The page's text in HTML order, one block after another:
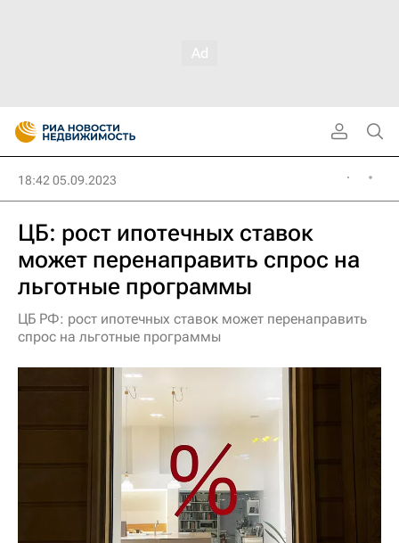
18:42 05.09.2023
ЦБ: рост ипотечных ставок
может перенаправить спрос на
льготные программы
ЦБ РФ: рост ипотечных ставок может перенаправить
спрос на льготные программы